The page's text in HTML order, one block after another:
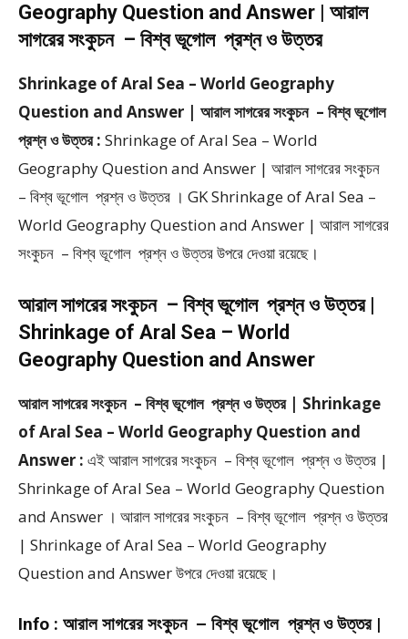
Geography Question and Answer | আরাল
সাগরের সংকুচন – বিশ্ব ভূগোল প্রশ্ন ও উত্তর
Shrinkage of Aral Sea – World Geography
Question and Answer | আরাল সাগরের সংকুচন – বিশ্ব ভূগোল
প্রশ্ন ও উত্তর : Shrinkage of Aral Sea – World
Geography Question and Answer | আরাল সাগরের সংকুচন
– বিশ্ব ভূগোল প্রশ্ন ও উত্তর । GK Shrinkage of Aral Sea –
World Geography Question and Answer | আরাল সাগরের
সংকুচন – বিশ্ব ভূগোল প্রশ্ন ও উত্তর উপরে দেওয়া রয়েছে।
আরাল সাগরের সংকুচন – বিশ্ব ভূগোল প্রশ্ন ও উত্তর |
Shrinkage of Aral Sea – World
Geography Question and Answer
আরাল সাগরের সংকুচন – বিশ্ব ভূগোল প্রশ্ন ও উত্তর | Shrinkage
of Aral Sea – World Geography Question and
Answer : এই আরাল সাগরের সংকুচন – বিশ্ব ভূগোল প্রশ্ন ও উত্তর |
Shrinkage of Aral Sea – World Geography Question
and Answer । আরাল সাগরের সংকুচন – বিশ্ব ভূগোল প্রশ্ন ও উত্তর
| Shrinkage of Aral Sea – World Geography
Question and Answer উপরে দেওয়া রয়েছে।
Info : আরাল সাগরের সংকুচন – বিশ্ব ভূগোল প্রশ্ন ও উত্তর |